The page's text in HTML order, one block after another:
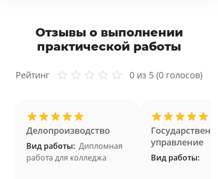
Отзывы о выполнении
практической работы
Рейтинг 0 из 5 (0 голосов)
Делопроизводство
Вид работы: Дипломная
работа для колледжа
управление
Вид работы: